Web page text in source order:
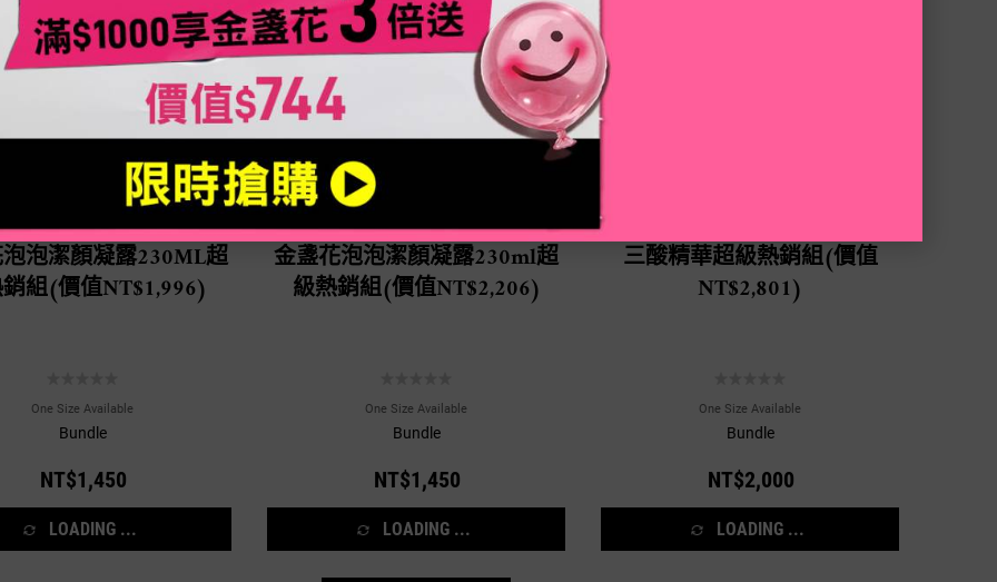
泡潔顏凝露230ML超
組(價值NT$1,996)
One Size Available
Bundle
NT$1,450
LOADING ...
金盞花泡泡潔顏凝露230ml超
級熱銷組(價值NT$2,206)
One Size Available
Bundle
NT$1,450
LOADING ...
三酸精華超級熱銷組(價值
NT$2,801)
One Size Available
Bundle
NT$2,000
LOADING ...